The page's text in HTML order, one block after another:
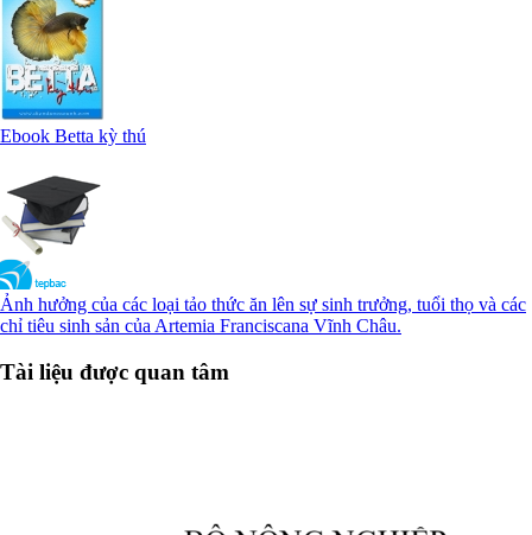
Ebook Betta kỳ thú
Ảnh hưởng của các loại tảo thức ăn lên sự sinh trưởng, tuổi thọ và các
chỉ tiêu sinh sản của Artemia Franciscana Vĩnh Châu.
Tài liệu được quan tâm